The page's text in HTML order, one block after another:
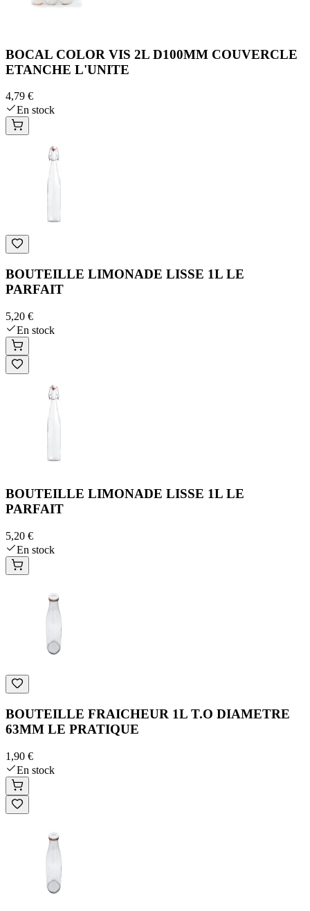
BOCAL COLOR VIS 2L D100MM COUVERCLE
ETANCHE L'UNITE
4,79 €
En stock
BOUTEILLE LIMONADE LISSE 1L LE
PARFAIT
5,20 €
En stock
BOUTEILLE LIMONADE LISSE 1L LE
PARFAIT
5,20 €
En stock
BOUTEILLE FRAICHEUR 1L T.O DIAMETRE
63MM LE PRATIQUE
1,90 €
En stock